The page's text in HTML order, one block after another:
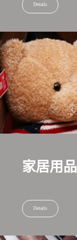
Details
家居用品
Details